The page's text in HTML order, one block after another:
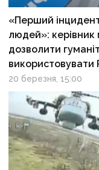
«Перший
людей»: керівник
дозволити
використовувати
евакуацій
20 березня, 15:00